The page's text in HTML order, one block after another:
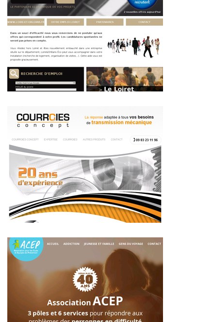
~264€/mois économisés d'annonces commerciales
~346€/mois économisés d'annonces commerciales
~282€/mois économisés d'annonces commerciales